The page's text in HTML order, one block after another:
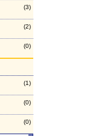
(3)
(2)
(0)
(1)
(0)
(0)